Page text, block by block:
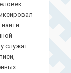
служат